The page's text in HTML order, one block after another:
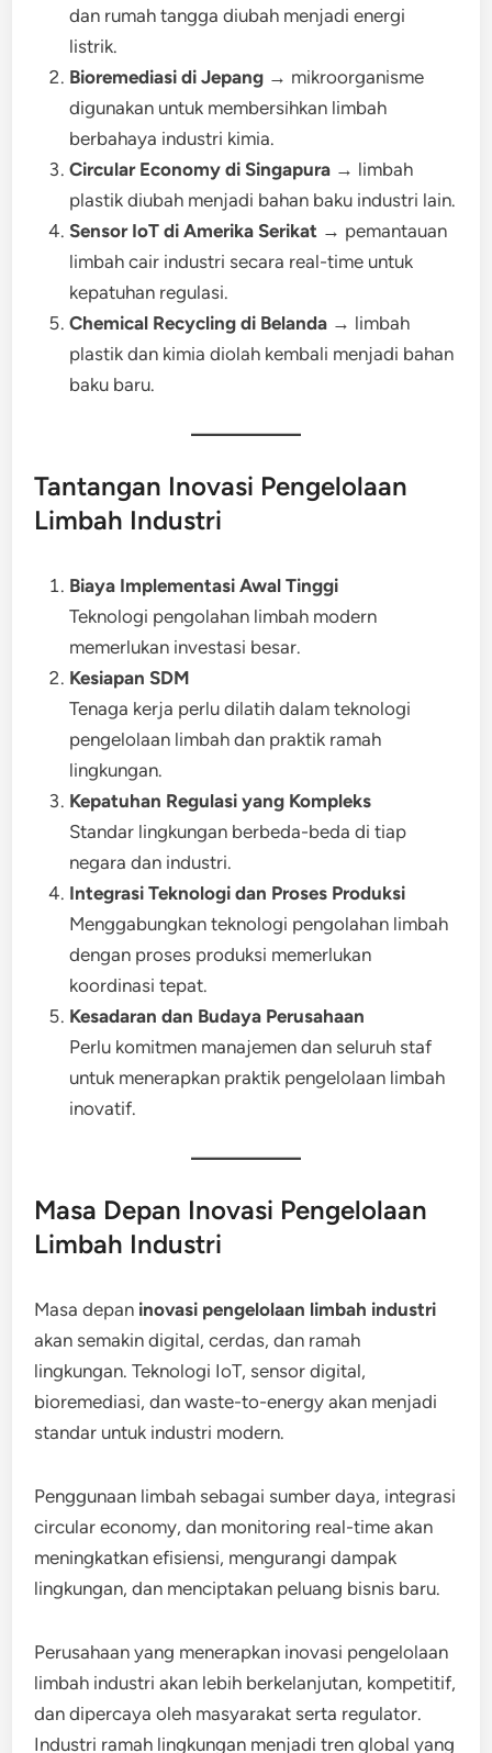
dan rumah tangga diubah menjadi energi
listrik.
Bioremediasi di Jepang → mikroorganisme
digunakan untuk membersihkan limbah
berbahaya industri kimia.
Circular Economy di Singapura → limbah
plastik diubah menjadi bahan baku industri lain.
Sensor IoT di Amerika Serikat → pemantauan
limbah cair industri secara real-time untuk
kepatuhan regulasi.
Chemical Recycling di Belanda → limbah
plastik dan kimia diolah kembali menjadi bahan
baku baru.
Tantangan Inovasi Pengelolaan
Limbah Industri
Biaya Implementasi Awal Tinggi
Teknologi pengolahan limbah modern
memerlukan investasi besar.
Kesiapan SDM
Tenaga kerja perlu dilatih dalam teknologi
pengelolaan limbah dan praktik ramah
lingkungan.
Kepatuhan Regulasi yang Kompleks
Standar lingkungan berbeda-beda di tiap
negara dan industri.
Integrasi Teknologi dan Proses Produksi
Menggabungkan teknologi pengolahan limbah
dengan proses produksi memerlukan
koordinasi tepat.
Kesadaran dan Budaya Perusahaan
Perlu komitmen manajemen dan seluruh staf
untuk menerapkan praktik pengelolaan limbah
inovatif.
Masa Depan Inovasi Pengelolaan
Limbah Industri
Masa depan inovasi pengelolaan limbah industri
akan semakin digital, cerdas, dan ramah
lingkungan. Teknologi IoT, sensor digital,
bioremediasi, dan waste-to-energy akan menjadi
standar untuk industri modern.
Penggunaan limbah sebagai sumber daya, integrasi
circular economy, dan monitoring real-time akan
meningkatkan efisiensi, mengurangi dampak
lingkungan, dan menciptakan peluang bisnis baru.
Perusahaan yang menerapkan inovasi pengelolaan
limbah industri akan lebih berkelanjutan, kompetitif,
dan dipercaya oleh masyarakat serta regulator.
Industri ramah lingkungan menjadi tren global yang